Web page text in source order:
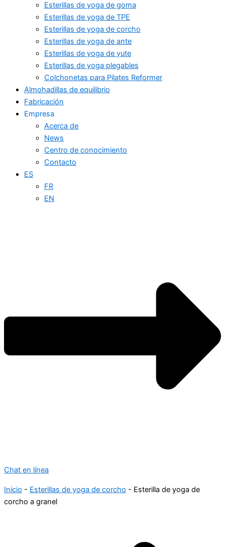
Esterillas de yoga de goma
Esterillas de yoga de TPE
Esterillas de yoga de corcho
Esterillas de yoga de ante
Esterillas de yoga de yute
Esterillas de yoga plegables
Colchonetas para Pilates Reformer
Almohadillas de equilibrio
Fabricación
Empresa
Acerca de
News
Centro de conocimiento
Contacto
ES
FR
EN
Chat en línea
Inicio - Esterillas de yoga de corcho - Esterilla de yoga de
corcho a granel